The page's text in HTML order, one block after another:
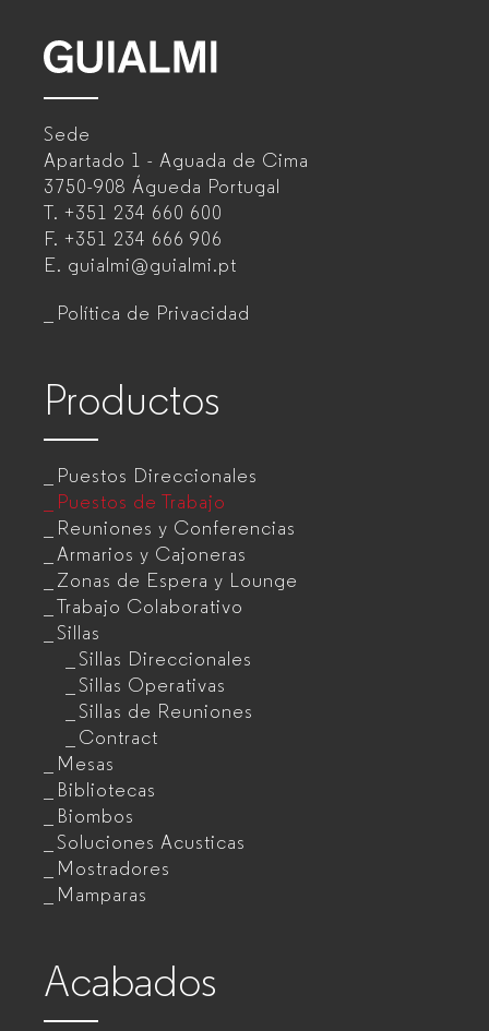
Sede
Apartado 1 - Aguada de Cima
3750-908 Águeda Portugal
T. +351 234 660 600
F. +351 234 666 906
E. guialmi@guialmi.pt
Política de Privacidad
Productos
Puestos Direccionales
Puestos de Trabajo
Reuniones y Conferencias
Armarios y Cajoneras
Zonas de Espera y Lounge
Trabajo Colaborativo
Sillas
Sillas Direccionales
Sillas Operativas
Sillas de Reuniones
Contract
Mesas
Bibliotecas
Biombos
Soluciones Acusticas
Mostradores
Mamparas
Acabados